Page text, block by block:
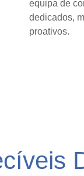
equipa de
dedicados,
proativos.